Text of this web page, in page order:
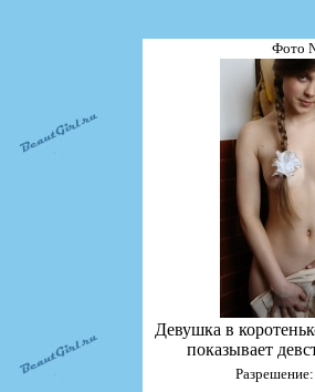
Фото
Девушка в
показывает
Разрешение: